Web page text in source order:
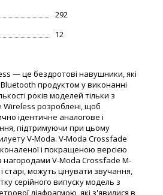
292
12
— це бездротові навушники, які
продуктом у виконанні
років моделей тільки з
розроблені, щоб
ідентичне аналогове і
підтримуючи при цьому
V-Moda. V-Moda Crossfade
і покращеною версією
нагородами V-Moda Crossfade M-
старі, можуть цінувати звучання,
серійного випуску модель з
діафрагмою, які з'явилися в